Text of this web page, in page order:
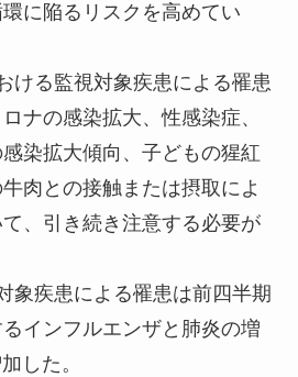
に陥るリスクを高めてい
ける監視対象疾患による罹患
ナの感染拡大、性感染症、
染拡大傾向、子どもの猩紅
肉との接触または摂取によ
、引き続き注意する必要が
象疾患による罹患は前四半期
インフルエンザと肺炎の増
した。